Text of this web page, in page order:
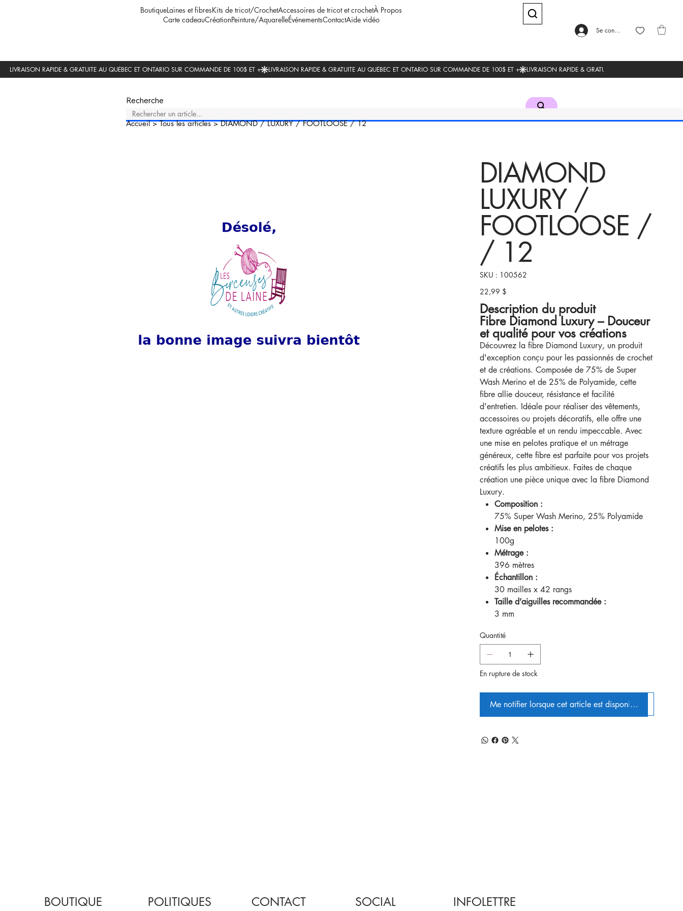
BoutiqueLaines et fibresKits de tricot/CrochetAccessoires de tricot et crochetÀ Propos
Carte cadeauCréationPeinture/AquarelleÉvénementsContactAide vidéo
Se connecter
Recherche
Accueil>Tous les articles>DIAMOND / LUXURY / FOOTLOOSE / 12
DIAMOND
LUXURY /
FOOTLOOSE /
/ 12
SKU :
SKU
100562
100562
Prix
22,99 $
Description du produit
Fibre Diamond Luxury – Douceur
et qualité pour vos créations
Découvrez la fibre Diamond Luxury, un produit
d'exception conçu pour les passionnés de crochet
et de créations. Composée de 75% de Super
Wash Merino et de 25% de Polyamide, cette
fibre allie douceur, résistance et facilité
d'entretien. Idéale pour réaliser des vêtements,
accessoires ou projets décoratifs, elle offre une
texture agréable et un rendu impeccable. Avec
une mise en pelotes pratique et un métrage
généreux, cette fibre est parfaite pour vos projets
créatifs les plus ambitieux. Faites de chaque
création une pièce unique avec la fibre Diamond
Luxury.
Composition :
75% Super Wash Merino, 25% Polyamide
Mise en pelotes :
100g
Métrage :
396 mètres
Échantillon :
30 mailles x 42 rangs
Taille d’aiguilles recommandée :
3 mm
Quantité
En rupture de stock
Me notifier lorsque cet article est disponible
BOUTIQUE POLITIQUES CONTACT SOCIAL INFOLETTRE